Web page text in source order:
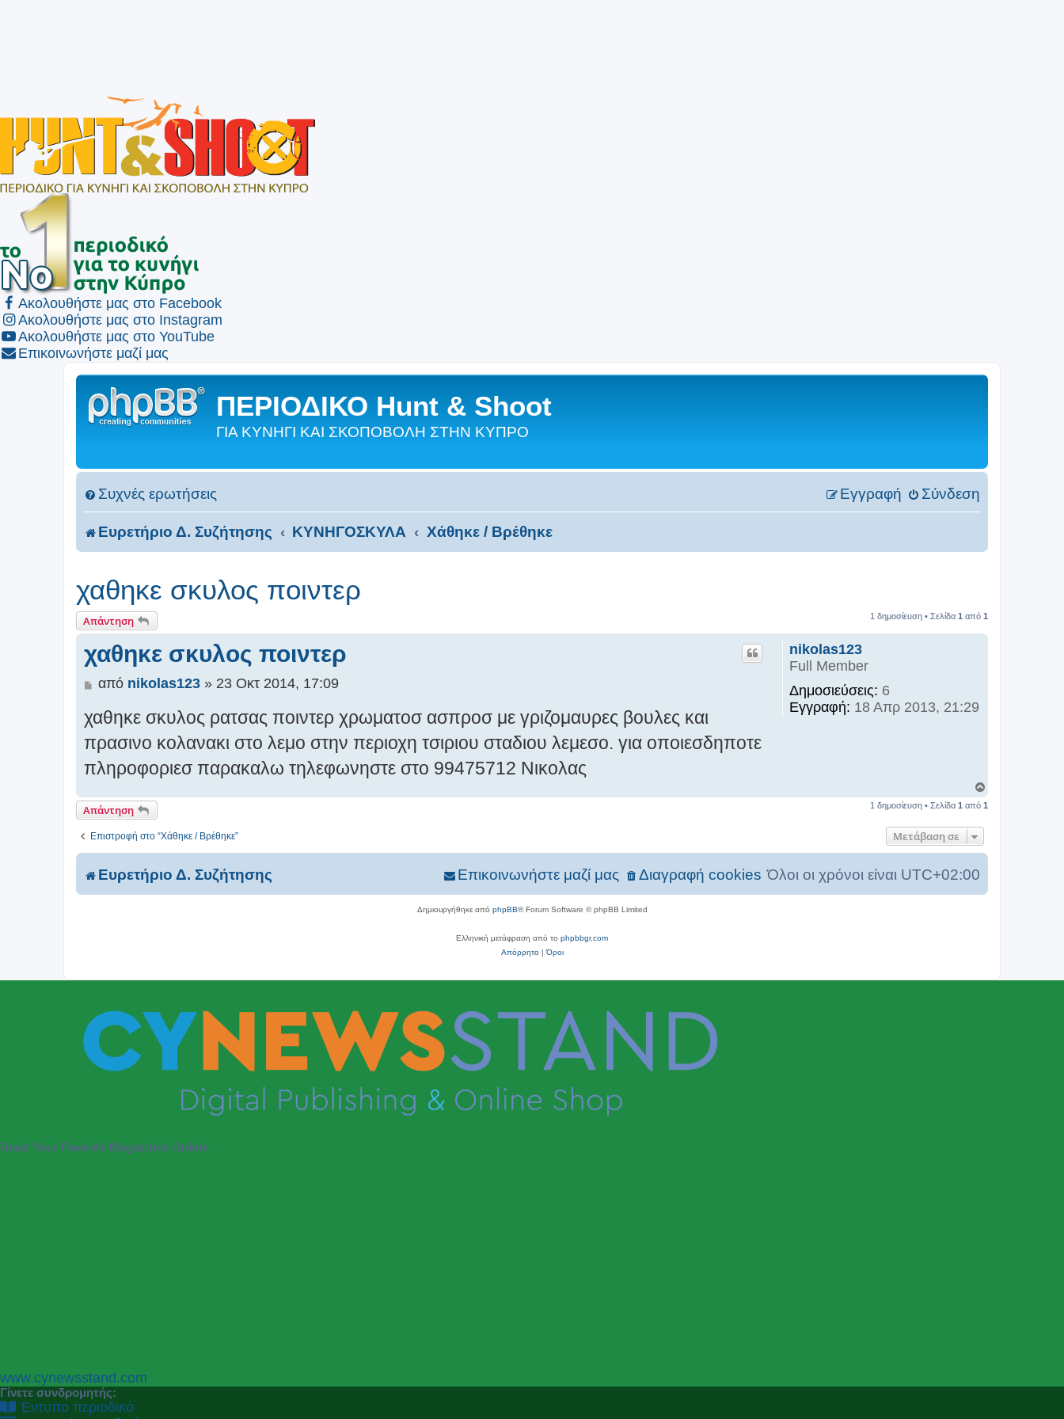
Ακολουθήστε μας στο Facebook
Ακολουθήστε μας στο Instagram
Ακολουθήστε μας στο YouTube
Επικοινωνήστε μαζί μας
ΠΕΡΙΟΔΙΚΟ Hunt & Shoot
ΓΙΑ ΚΥΝΗΓΙ ΚΑΙ ΣΚΟΠΟΒΟΛΗ ΣΤΗΝ ΚΥΠΡΟ
Συχνές ερωτήσεις Σύνδεση
Εγγραφή
Ευρετήριο Δ. Συζήτησης ΚΥΝΗΓΟΣΚΥΛΑ Χάθηκε / Βρέθηκε
χαθηκε σκυλος ποιντερ
Απάντηση 1 δημοσίευση • Σελίδα 1 από 1
nikolas123
Full Member
Δημοσιεύσεις: 6
Εγγραφή: 18 Απρ 2013, 21:29
χαθηκε σκυλος ποιντερ
Δ
μ
ο
σ
ί
υ
σ
η
από nikolas123» 23 Οκτ 2014, 17:09
χαθηκε σκυλος ρατσας ποιντερ χρωματοσ ασπροσ με γριζομαυρες βουλες και
πρασινο κολανακι στο λεμο στην περιοχη τσιριου σταδιου λεμεσο. για οποιεσδηποτε
πληροφοριεσ παρακαλω τηλεφωνηστε στο 99475712 Νικολας
ρ
Απάντηση 1 δημοσίευση • Σελίδα 1 από 1
Επιστροφή στο “Χάθηκε / Βρέθηκε” Μετάβαση σε
Ευρετήριο Δ. Συζήτησης Όλοι οι χρόνοι είναι UTC+02:00
Διαγραφή cookies
Επικοινωνήστε μαζί μας
Δημιουργήθηκε από phpBB® Forum Software © phpBB Limited
Ελληνική μετάφραση από το phpbbgr.com
Απόρρητο|Όροι
Read Your Favorite Magazines Online
P
r
e
N
e
x
www.cynewsstand.com
Γίνετε συνδρομητής:
Έντυπο περιοδικό